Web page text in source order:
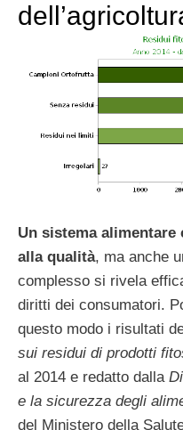
Un sistema alimentare
alla qualità, ma anche
complesso si rivela
diritti dei consumatori.
questo modo i risultati
sui residui di prodotti
al 2014 e redatto dalla
e la sicurezza degli
del Ministero della